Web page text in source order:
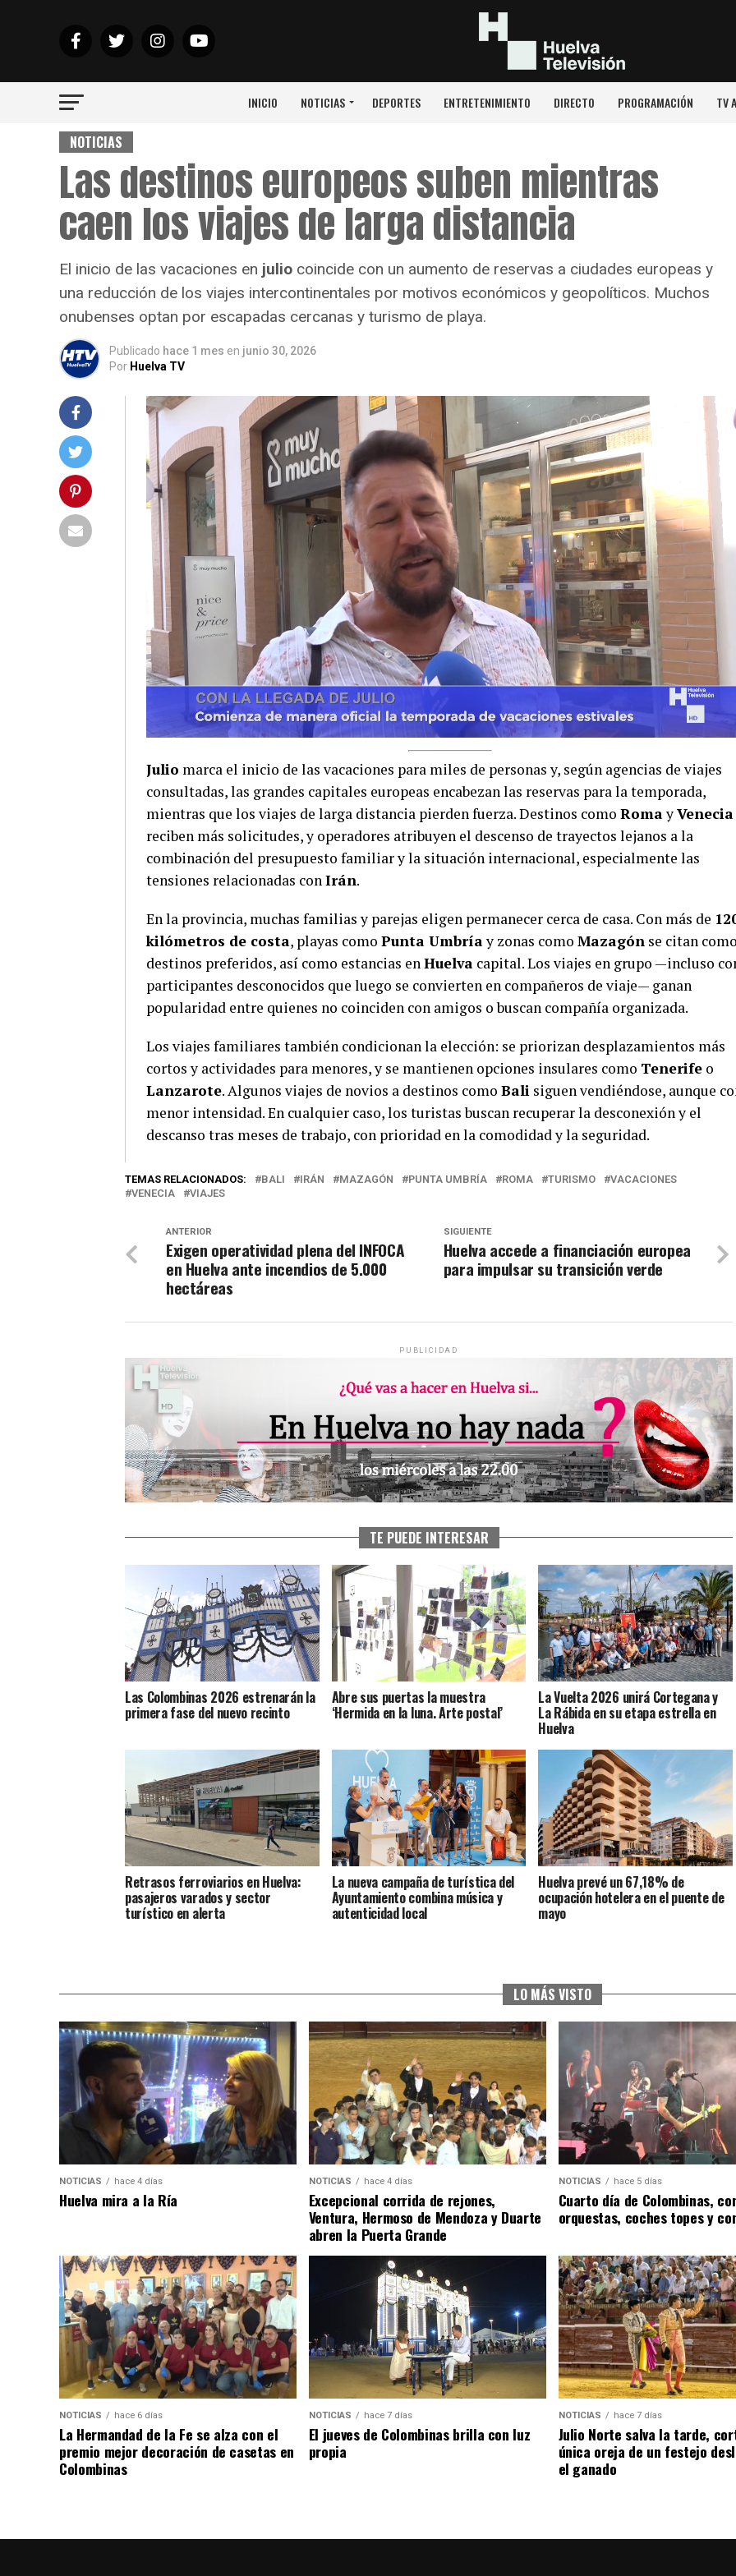
INICIO NOTICIAS DEPORTES ENTRETENIMIENTO DIRECTO PROGRAMACIÓN TV
NOTICIAS
Las destinos europeos suben mientras
caen los viajes de larga distancia
El inicio de las vacaciones en julio coincide con un aumento de reservas a ciudades europeas y
una reducción de los viajes intercontinentales por motivos económicos y geopolíticos. Muchos
onubenses optan por escapadas cercanas y turismo de playa.
Publicado hace 1 mes en junio 30, 2026
Por Huelva TV
Julio marca el inicio de las vacaciones para miles de personas y, según agencias de viajes
consultadas, las grandes capitales europeas encabezan las reservas para la temporada,
mientras que los viajes de larga distancia pierden fuerza. Destinos como RomayVenecia
reciben más solicitudes, y operadores atribuyen el descenso de trayectos lejanos a la
combinación del presupuesto familiar y la situación internacional, especialmente las
tensiones relacionadas conIrán.
En la provincia, muchas familias y parejas eligen permanecer cerca de casa. Con más de
kilómetros de costa, playas como Punta Umbríay zonas como Mazagón se citan como
destinos preferidos, así como estancias enHuelva capital. Los viajes en grupo —incluso
participantes desconocidos que luego se convierten en compañeros de viaje— ganan
popularidad entre quienes no coinciden con amigos o buscan compañía organizada.
Los viajes familiares también condicionan la elección: se priorizan desplazamientos más
cortos y actividades para menores, y se mantienen opciones insulares como Tenerife o
Lanzarote. Algunos viajes de novios a destinos como Bali siguen vendiéndose, aunque
menor intensidad. En cualquier caso, los turistas buscan recuperar la desconexión y el
descanso tras meses de trabajo, con prioridad en la comodidad y la seguridad.
TEMAS RELACIONADOS: BALI IRÁN MAZAGÓN PUNTA UMBRÍA ROMA TURISMO
VACACIONES
VENECIA
VIAJES
SIGUIENTE
Huelva accede a financiación europea
para impulsar su transición verde
ANTERIOR
Exigen operatividad plena del INFOCA
en Huelva ante incendios de 5.000
hectáreas
PUBLICIDAD
TE PUEDE INTERESAR
Las Colombinas 2026 estrenarán la
primera fase del nuevo recinto
Abre sus puertas la muestra
‘Hermida en la luna. Arte postal’
La Vuelta 2026 unirá Cortegana y
La Rábida en su etapa estrella en
Huelva
Retrasos ferroviarios en Huelva:
pasajeros varados y sector
turístico en alerta
La nueva campaña de turística del
Ayuntamiento combina música y
autenticidad local
Huelva prevé un 67,18% de
ocupación hotelera en el puente de
mayo
LO MÁS VISTO
NOTICIAS hace 4 días
Huelva mira a la Ría
NOTICIAS hace 4 días
Excepcional corrida de rejones,
Ventura, Hermoso de Mendoza y Duarte
abren la Puerta Grande
NOTICIAS hace 5 días
Cuarto día de Colombinas,
orquestas, coches topes y
NOTICIAS hace 6 días
La Hermandad de la Fe se alza con el
premio mejor decoración de casetas en
Colombinas
NOTICIAS hace 7 días
El jueves de Colombinas brilla con luz
propia
NOTICIAS hace 7 días
Julio Norte salva la tarde,
única oreja de un festejo
el ganado